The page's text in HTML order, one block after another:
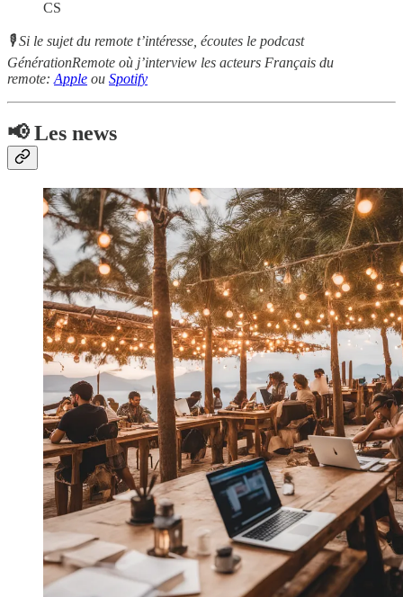
CS
🎙 Si le sujet du remote t’intéresse, écoutes le podcast
GénérationRemote où j’interview les acteurs Français du
remote: Apple ou Spotify
📢 Les news